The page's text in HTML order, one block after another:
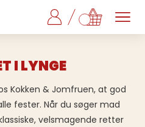
I LYNGE
Kokken & Jomfruen, at god
fester. Når du søger mad
velsmagende retter